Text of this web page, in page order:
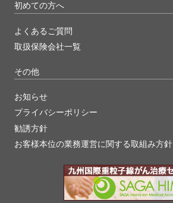
初めての方へ
よくあるご質問
取扱保険会社一覧
その他
お知らせ
プライバシーポリシー
勧誘方針
お客様本位の業務運営に関する取組み方針